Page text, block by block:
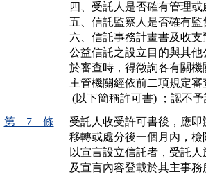
四、受託人是否確有管理
五、信託監察人是否確有
六、信託事務計畫書及收
公益信託之設立目的與其
於審查時，得徵詢各有關機
主管機關經依前二項規定
(以下簡稱許可書) ；認不
第 7 條
受託人收受許可書後，應
移轉或處分後一個月內，
以宣言設立信託者，受託
及宣言內容登載於其主事